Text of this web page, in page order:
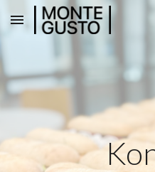
Skip to main content